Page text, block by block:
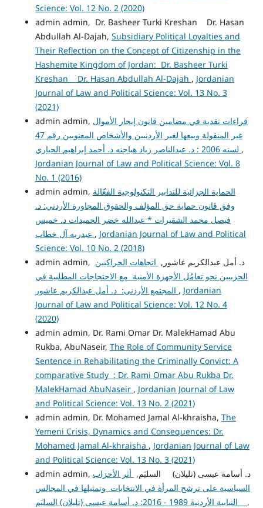
Science: Vol. 12 No. 2 (2020)
admin admin, Dr. Basheer Turki Kreshan Dr. Hasan
Abdullah Al-Dajah, Subsidiary Political Loyalties and
Their Reflection on the Concept of Citizenship in the
Hashemite Kingdom of Jordan: Dr. Basheer Turki
Kreshan Dr. Hasan Abdullah Al-Dajah , Jordanian
Journal of Law and Political Science: Vol. 13 No. 3
(2021)
admin admin, قراءات نقدية في مضامين قانون إيجار الأموال
غير المنقولة وبيعها لغير الأردنيين والأشخاص المعنويين رقم 47
,
Jordanian Journal of Law and Political Science: Vol. 8
No. 1 (2016)
admin admin, الحماية الجزائية للتدابير التكنولوجية الفعّالة
وفق قانون حماية حق المؤلف والحقوق المجاورة الأردني: د.
فيصل محمد الشقيرات * عبدالله خضر الحميدات د. خميس
, Jordanian Journal of Law and Political
Science: Vol. 10 No. 2 (2018)
admin admin, د. أمل عبدالكريم عاشور, اتجاهات الحراكيين
الحزبيين نحو تعامُل الأجهزة الأمنية مع الاحتجاجات المطلبية في
, Jordanian
Journal of Law and Political Science: Vol. 12 No. 4
(2020)
admin admin, Dr. Rami Omar Dr. MalekHamad Abu
Rukba, AbuNaseir, The Role of Community Service
Sentence in Rehabilitating the Criminally Convict: A
comparative Study : Dr. Rami Omar Abu Rukba Dr.
MalekHamad AbuNaseir , Jordanian Journal of Law
and Political Science: Vol. 13 No. 2 (2021)
admin admin, Dr. Mohamed Jamal Al-khraisha, The
Yemeni Crisis, Dynamics and Consequences: Dr.
Mohamed Jamal Al-khraisha , Jordanian Journal of Law
and Political Science: Vol. 13 No. 3 (2021)
admin admin, د. أسامة عيسى (تليلان) السليَم, أثر الأحزاب
السياسية على ترشح المرأة في الانتخابات وتمثيلها في المجالس
,